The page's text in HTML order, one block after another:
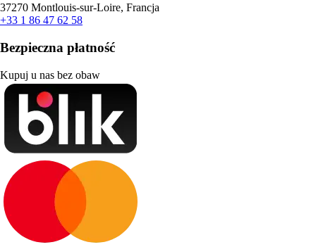
37270 Montlouis-sur-Loire, Francja
+33 1 86 47 62 58
Bezpieczna płatność
Kupuj u nas bez obaw